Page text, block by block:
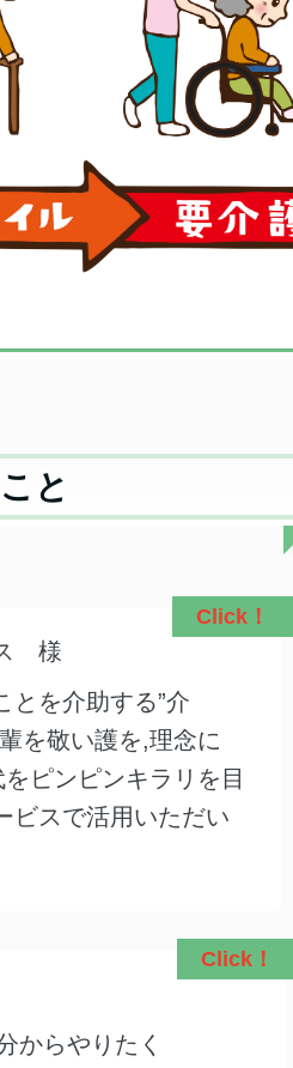
と
Click！
様
とを介助する”介
を敬い護を,理念に
ピンピンキラリを目
ビスで活用いただい
Click！
からやりたく